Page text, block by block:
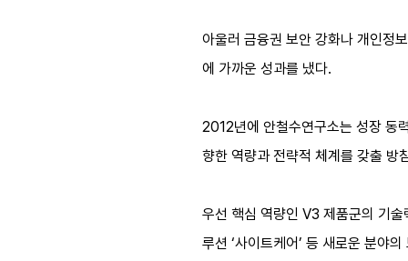
아울러 금융권 보안 강화나 개인정
에 가까운 성과를 냈다.
2012년에 안철수연구소는 성장 동
향한 역량과 전략적 체계를 갖출 방
우선 핵심 역량인 V3 제품군의 기
루션 ‘사이트케어’ 등 새로운 분야